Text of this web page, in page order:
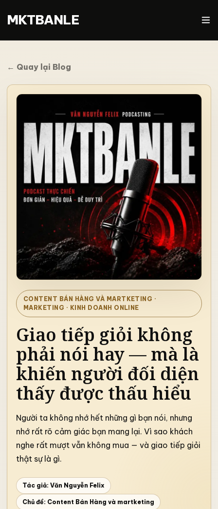
MKTBANLE
← Quay lại Blog
CONTENT BÁN HÀNG VÀ MARTKETING ·
MARKETING · KINH DOANH ONLINE
Giao tiếp giỏi không
phải nói hay — mà là
khiến người đối diện
thấy được thấu hiểu
Người ta không nhớ hết những gì bạn nói, nhưng
nhớ rất rõ cảm giác bạn mang lại. Vì sao khách
nghe rất mượt vẫn không mua — và giao tiếp giỏi
thật sự là gì.
Tác giả: Văn Nguyễn Felix
Chủ đề: Content Bán Hàng và martketing